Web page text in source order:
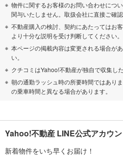
物件に関するお客様のお問い合わせにつ
関与いたしません。取扱会社に直接ご確認
不動産購入の検討、契約にあたってはお
より十分な説明を受け判断してください。
本ページの掲載内容は変更される場合が
い。
クチコミはYahoo!不動産が独自で収集し
朝の通勤ラッシュ時の所要時間ではあり
の乗車時間と異なる場合があります。
Yahoo!不動産 LINE公式アカウン
新着物件をいち早くお届け！